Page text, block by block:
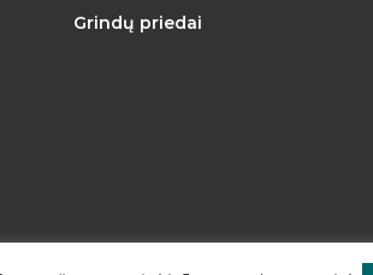
Grindų priedai